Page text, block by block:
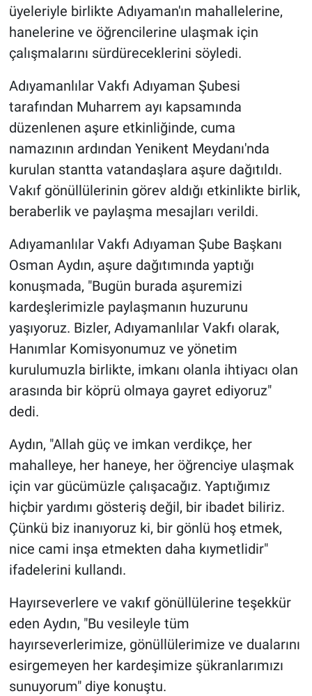
üyeleriyle birlikte Adıyaman'ın mahallelerine,
hanelerine ve öğrencilerine ulaşmak için
çalışmalarını sürdüreceklerini söyledi.
Adıyamanlılar Vakfı Adıyaman Şubesi
tarafından Muharrem ayı kapsamında
düzenlenen aşure etkinliğinde, cuma
namazının ardından Yenikent Meydanı'nda
kurulan stantta vatandaşlara aşure dağıtıldı.
Vakıf gönüllülerinin görev aldığı etkinlikte birlik,
beraberlik ve paylaşma mesajları verildi.
Adıyamanlılar Vakfı Adıyaman Şube Başkanı
Osman Aydın, aşure dağıtımında yaptığı
konuşmada, "Bugün burada aşuremizi
kardeşlerimizle paylaşmanın huzurunu
yaşıyoruz. Bizler, Adıyamanlılar Vakfı olarak,
Hanımlar Komisyonumuz ve yönetim
kurulumuzla birlikte, imkanı olanla ihtiyacı olan
arasında bir köprü olmaya gayret ediyoruz"
dedi.
Aydın, "Allah güç ve imkan verdikçe, her
mahalleye, her haneye, her öğrenciye ulaşmak
için var gücümüzle çalışacağız. Yaptığımız
hiçbir yardımı gösteriş değil, bir ibadet biliriz.
Çünkü biz inanıyoruz ki, bir gönlü hoş etmek,
nice cami inşa etmekten daha kıymetlidir"
ifadelerini kullandı.
Hayırseverlere ve vakıf gönüllülerine teşekkür
eden Aydın, "Bu vesileyle tüm
hayırseverlerimize, gönüllülerimize ve dualarını
esirgemeyen her kardeşimize şükranlarımızı
sunuyorum" diye konuştu.